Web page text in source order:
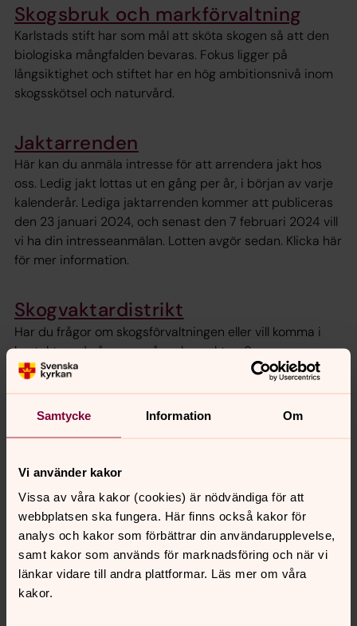
Samtycke Information Om
Vi använder kakor
Vissa av våra kakor (cookies) är nödvändiga för att
webbplatsen ska fungera. Här finns också kakor för
analys och kakor som förbättrar din användarupplevelse,
samt kakor som används för marknadsföring och när vi
länkar vidare till andra plattformar. Läs mer om våra
kakor.
Skogsbruk och markförvaltning
Karlstads stift har som mål att sköta skogen så att den
biologiska mångfalden bevaras. Fokus ligger på
långsiktighet och stiftet har en hög ambitionsnivå inom
skogsskötsel och naturvård.
Jaktarrenden
Här kan du anmäla intresse för att arrendera jakt hos
oss. Ledig jakt lottas ut en gång per år, i början av varje
kalenderår. Lediga jaktarrenden kommer att publiceras
den 23 januari 2024, och senast den 7 februari 2024 vill
vi ha din intresseanmälan. Lotten avgör sedan. Klicka här
för mer information.
Skogvaktardistrikt
Har du frågor om skogsförvaltningen eller vill komma i
kontakt med någon av våra skogvaktare?
Om Prästlönetillgångarna
Svenska kyrkan förvaltar skog och fastigheter men
varför ser det ut så? Det här är historiken bakom
i dagens förvaltning.
Nyheter om skog och mark i
Karlstads stift
Naturvårdsbränning ska genomföras